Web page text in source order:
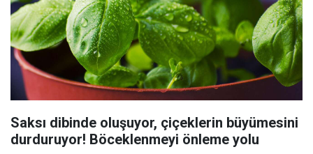
Saksı dibinde oluşuyor, çiçeklerin büyümesini
durduruyor! Böceklenmeyi önleme yolu